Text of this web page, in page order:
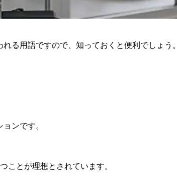
る用語ですので、知っておくと便利でしょう。
ンです。
ことが理想とされています。